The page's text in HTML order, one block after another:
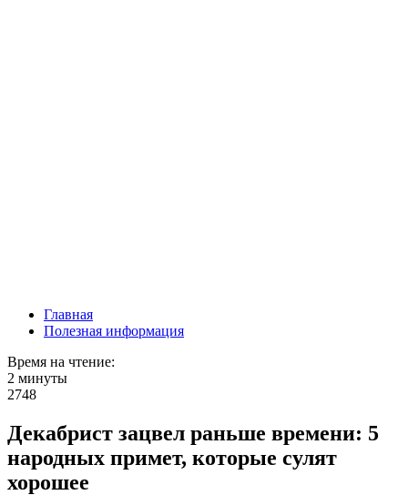
Главная
Полезная информация
Время на чтение:
2 минуты
2748
Декабрист зацвел раньше времени: 5
народных примет, которые сулят
хорошее